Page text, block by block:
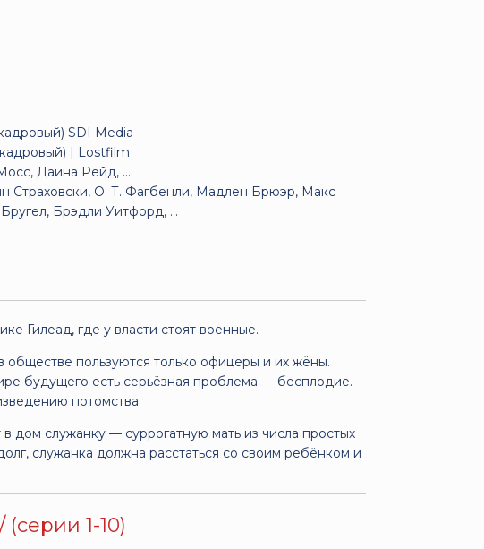
SDI Media
| Lostfilm
Даина Рейд, ...
Страховски, О. Т. Фагбенли, Мадлен Брюэр, Макс
Брэдли Уитфорд, ...
Гилеад, где у власти стоят военные.
пользуются только офицеры и их жёны.
будущего есть серьёзная проблема — бесплодие.
потомства.
дом служанку — суррогатную мать из числа простых
служанка должна расстаться со своим ребёнком и
(серии 1-10)